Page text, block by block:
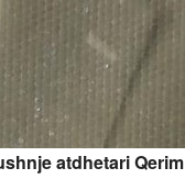
atdhetari Qerim